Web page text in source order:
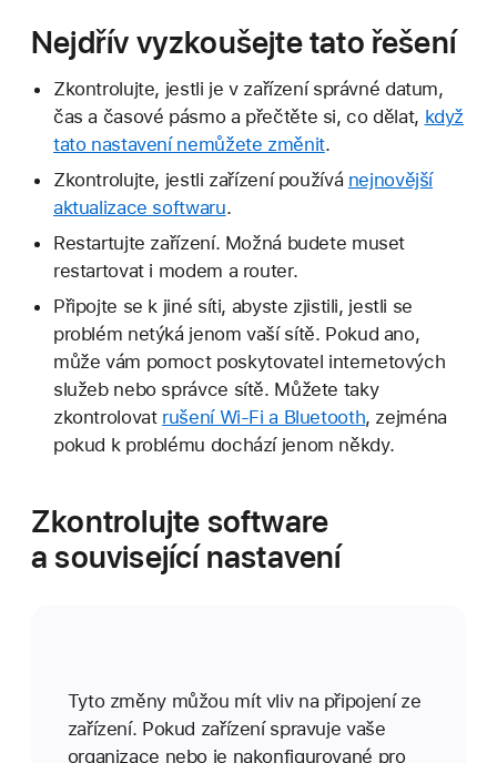
Nejdřív vyzkoušejte tato řešení
Zkontrolujte, jestli je v zařízení správné datum,
čas a časové pásmo a přečtěte si, co dělat, když
tato nastavení nemůžete změnit.
Zkontrolujte, jestli zařízení používá nejnovější
aktualizace softwaru.
Restartujte zařízení. Možná budete muset
restartovat i modem a router.
Připojte se k jiné síti, abyste zjistili, jestli se
problém netýká jenom vaší sítě. Pokud ano,
může vám pomoct poskytovatel internetových
služeb nebo správce sítě. Můžete taky
zkontrolovat rušení Wi-Fi a Bluetooth, zejména
pokud k problému dochází jenom někdy.
Zkontrolujte software
a související nastavení
Tyto změny můžou mít vliv na připojení ze
zařízení. Pokud zařízení spravuje vaše
organizace nebo je nakonfigurované pro